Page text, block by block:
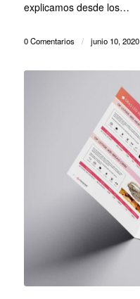
explicamos desde los…
0 Comentarios / junio 10, 2020